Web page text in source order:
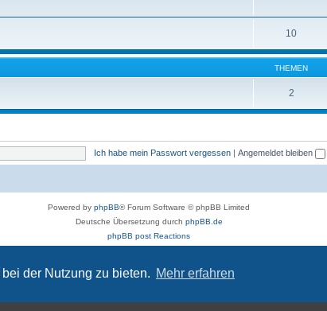
der Nutzung zu bieten. Mehr erfahren
10
THEMEN
2
Ich habe mein Passwort vergessen | Angemeldet bleiben
Powered by phpBB® Forum Software © phpBB Limited
Deutsche Übersetzung durch phpBB.de
phpBB post Reactions